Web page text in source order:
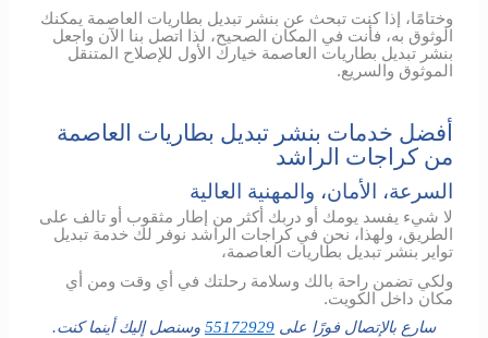
وختامًا، إذا كنت تبحث عن بنشر تبديل بطاريات العاصمة يمكنك
الوثوق به، فأنت في المكان الصحيح، لذا اتصل بنا الآن واجعل
بنشر تبديل بطاريات العاصمة خيارك الأول للإصلاح المتنقل
الموثوق والسريع.
أفضل خدمات بنشر تبديل بطاريات العاصمة
من كراجات الراشد
السرعة، الأمان، والمهنية العالية
لا شيء يفسد يومك أو دربك أكثر من إطار مثقوب أو تالف على
الطريق، ولهذا، نحن في كراجات الراشد نوفر لك خدمة تبديل
تواير بنشر تبديل بطاريات العاصمة،
ولكي تضمن راحة بالك وسلامة رحلتك في أي وقت ومن أي
مكان داخل الكويت.
سارع بالإتصال فورًا على 55172929 وسنصل إليك أينما كنت.